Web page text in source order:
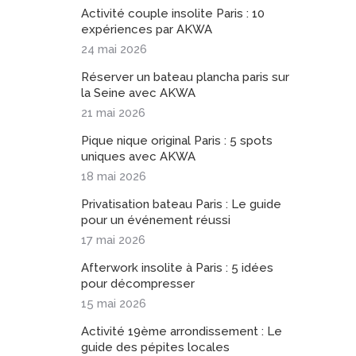
Activité couple insolite Paris : 10
expériences par AKWA
24 mai 2026
Réserver un bateau plancha paris sur
la Seine avec AKWA
21 mai 2026
Pique nique original Paris : 5 spots
uniques avec AKWA
18 mai 2026
Privatisation bateau Paris : Le guide
pour un événement réussi
17 mai 2026
Afterwork insolite à Paris : 5 idées
pour décompresser
15 mai 2026
Activité 19ème arrondissement : Le
guide des pépites locales